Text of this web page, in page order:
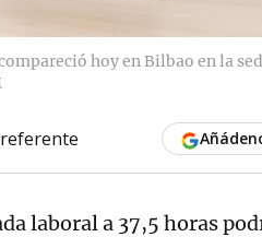
hoy en Bilbao en la
laboral a 37,5 horas